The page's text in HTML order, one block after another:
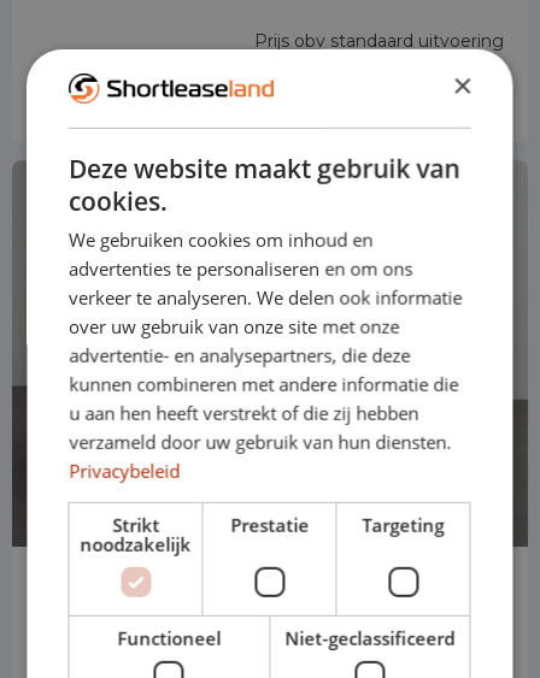
Prijs obv standaard uitvoering
p.m
Ford Transit Custom
L2H1
Handgeschakeld
×
Deze website maakt gebruik van
cookies.
We gebruiken cookies om inhoud en
advertenties te personaliseren en om ons
verkeer te analyseren. We delen ook informatie
over uw gebruik van onze site met onze
advertentie- en analysepartners, die deze
kunnen combineren met andere informatie die
u aan hen heeft verstrekt of die zij hebben
verzameld door uw gebruik van hun diensten.
Privacybeleid
Strikt
noodzakelijk
Prestatie Targeting
Functioneel Niet-geclassificeerd